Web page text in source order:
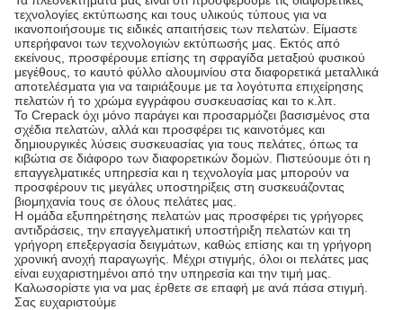
τεχνολογίες εκτύπωσης και τους υλικούς τύπους για να
ικανοποιήσουμε τις ειδικές απαιτήσεις των πελατών. Είμαστε
υπερήφανοι των τεχνολογιών εκτύπωσής μας
Εκτός από
εκείνους, προσφέρουμε επίσης τη σφραγίδα μεταξιού φυσικού
μεγέθους, το καυτό φύλλο αλουμινίου στα διαφορετικά μεταλλικά
αποτελέσματα για να ταιριάξουμε με τα λογότυπα επιχείρησης
πελατών ή το χρώμα εγγράφου συσκευασίας και το κ.λπ.
Το Crepack όχι μόνο παράγει και προσαρμόζει βασισμένος στα
σχέδια πελατών, αλλά και προσφέρει τις καινοτόμες και
δημιουργικές λύσεις συσκευασίας για τους πελάτες, όπως τα
κιβώτια σε διάφορο των διαφορετικών δομών. Πιστεύουμε ότι η
επαγγελματικές υπηρεσία και η τεχνολογία μας μπορούν να
προσφέρουν τις μεγάλες υποστηρίξεις στη συσκευάζοντας
βιομηχανία τους σε όλους πελάτες μας.
Η ομάδα εξυπηρέτησης πελατών μας προσφέρει τις γρήγορες
αντιδράσεις, την επαγγελματική υποστήριξη πελατών και τη
γρήγορη επεξεργασία δειγμάτων, καθώς επίσης και τη γρήγορη
χρονική ανοχή παραγωγής. Μέχρι στιγμής, όλοι οι πελάτες μας
είναι ευχαριστημένοι από την υπηρεσία και την τιμή μας.
Καλωσορίστε για να μας έρθετε σε επαφή με ανά πάσα στιγμή.
Σας ευχαριστούμε